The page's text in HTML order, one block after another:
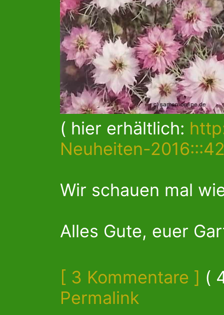
( hier erhältlich:
Neuheiten-
Wir schauen mal
Alles Gute, euer
[ 3 Kommentare ] (
Permalink